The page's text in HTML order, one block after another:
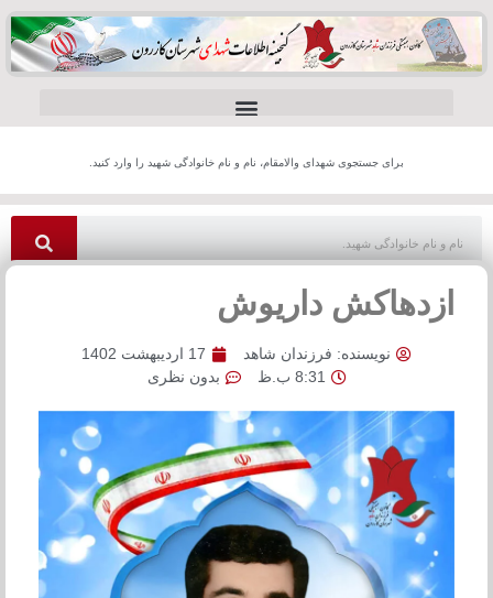
برای جستجوی شهدای والامقام، نام و نام خانوادگی شهید را وارد کنید.
ازدهاکش داریوش
نویسنده: فرزندان شاهد
17 اردیبهشت 1402
8:31 ب.ظ
بدون نظری